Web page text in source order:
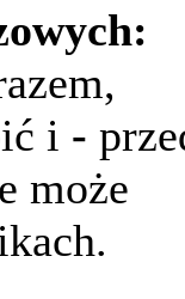
i -
może